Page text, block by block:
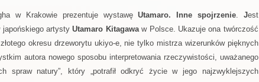
o
r
l
i
ę
w Krakowie prezentuje wystawęUtamaro. Inne spojrzenie. Jest
japońskiego artystyUtamaro Kitagawaw Polsce. Ukazuje ona twórczość
okresu drzeworytu ukiyo-e, nie tylko mistrza wizerunków pięknych
autora nowego sposobu interpretowania rzeczywistości, uważanego
spraw natury”, który „potrafił odkryć życie w jego najzwyklejszych